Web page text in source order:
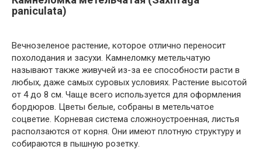
paniculata)
Вечнозеленое растение, которое отлично переносит
похолодания и засухи. Камнеломку метельчатую
называют также живучей из-за ее способности расти в
любых, даже самых суровых условиях. Растение высотой
от 4 до 8 см. Чаще всего используется для оформления
бордюров. Цветы белые, собраны в метельчатое
соцветие. Корневая система сложноустроенная, листья
расползаются от корня. Они имеют плотную структуру и
собираются в пышную розетку.